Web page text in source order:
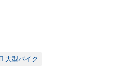
大型バイク